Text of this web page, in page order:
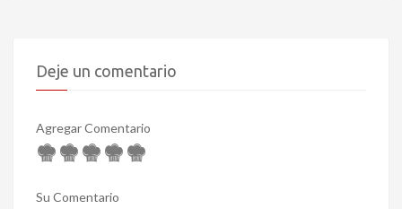
Deje un comentario
Agregar Comentario
Su Comentario